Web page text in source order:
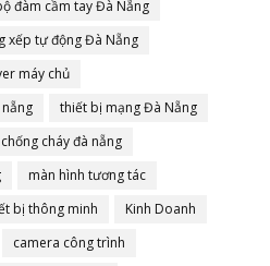
đàm cầm tay Đà Nẵng
xếp tự động Đà Nẵng
máy chủ
thiết bị mạng Đà Nẵng
cháy đà nẵng
màn hình tương tác
bị thông minh
Kinh Doanh
camera công trình